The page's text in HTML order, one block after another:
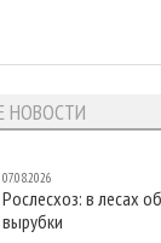
НОВОСТИ
07.08.2026
Рослесхоз: в лесах
вырубки